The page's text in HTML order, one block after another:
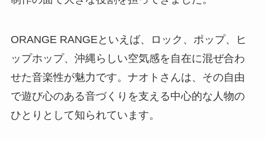
ORANGE RANGEといえば、ロック、ポップ、ヒ
ップホップ、沖縄らしい空気感を自在に混ぜ合わ
せた音楽性が魅力です。ナオトさんは、その自由
で遊び心のある音づくりを支える中心的な人物の
ひとりとして知られています。